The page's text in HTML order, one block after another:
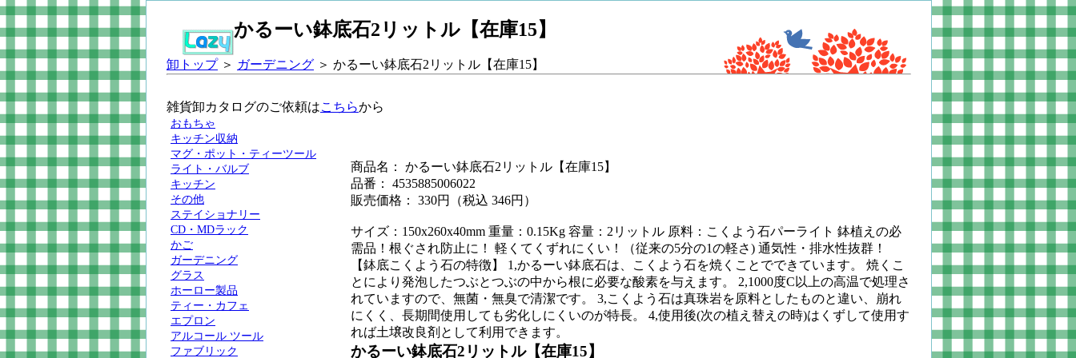
かるーい鉢底石2リットル【在庫15】
卸トップ＞ ガーデニング ＞ かるーい鉢底石2リットル【在庫15】
雑貨卸カタログのご依頼はこちらから
商品名： かるーい鉢底石2リットル【在庫15】
品番： 4535885006022
販売価格： 330円（税込 346円）
サイズ：150x260x40mm 重量：0.15Kg 容量：2リットル 原料：こくよう石パーライト 鉢植えの必
需品！根ぐされ防止に！ 軽くてくずれにくい！（従来の5分の1の軽さ) 通気性・排水性抜群！
【鉢底こくよう石の特徴】 1,かるーい鉢底石は、こくよう石を焼くことでできています。 焼くこ
とにより発泡したつぶとつぶの中から根に必要な酸素を与えます。 2,1000度C以上の高温で処理さ
れていますので、無菌・無臭で清潔です。 3,こくよう石は真珠岩を原料としたものと違い、崩れ
にくく、長期間使用しても劣化しにくいのが特長。 4,使用後(次の植え替えの時)はくずして使用す
れば土壌改良剤として利用できます。
かるーい鉢底石2リットル【在庫15】
おもちゃ
キッチン収納
マグ・ポット・ティーツール
ライト・バルブ
キッチン
その他
ステイショナリー
CD・MDラック
かご
ガーデニング
グラス
ホーロー製品
ティー・カフェ
エプロン
アルコール ツール
ファブリック